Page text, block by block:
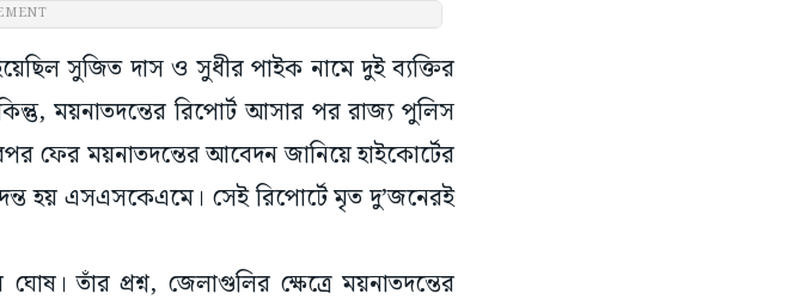
সুজিত দাস ও সুধীর পাইক নামে দুই ব্যক্তির
ময়নাতদন্তের রিপোর্ট আসার পর রাজ্য পুলিস
ফের ময়নাতদন্তের আবেদন জানিয়ে হাইকোর্টের
হয় এসএসকেএমে। সেই রিপোর্টে মৃত দু’জনেরই
তাঁর প্রশ্ন, জেলাগুলির ক্ষেত্রে ময়নাতদন্তের